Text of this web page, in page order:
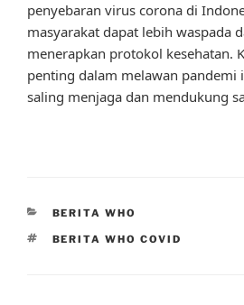
penyebaran virus corona di
masyarakat dapat lebih waspada
menerapkan protokol kesehatan.
penting dalam melawan pandemi
saling menjaga dan mendukung
CATEGORIES
BERITA WHO
TAGS
BERITA WHO COVID